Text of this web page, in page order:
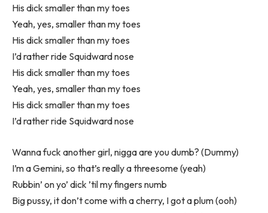
His dick smaller than my toes
Yeah, yes, smaller than my toes
His dick smaller than my toes
I’d rather ride Squidward nose
His dick smaller than my toes
Yeah, yes, smaller than my toes
His dick smaller than my toes
I’d rather ride Squidward nose
Wanna fuck another girl, nigga are you dumb? (Dummy)
I’m a Gemini, so that’s really a threesome (yeah)
Rubbin’ on yo’ dick ’til my fingers numb
Big pussy, it don’t come with a cherry, I got a plum (ooh)